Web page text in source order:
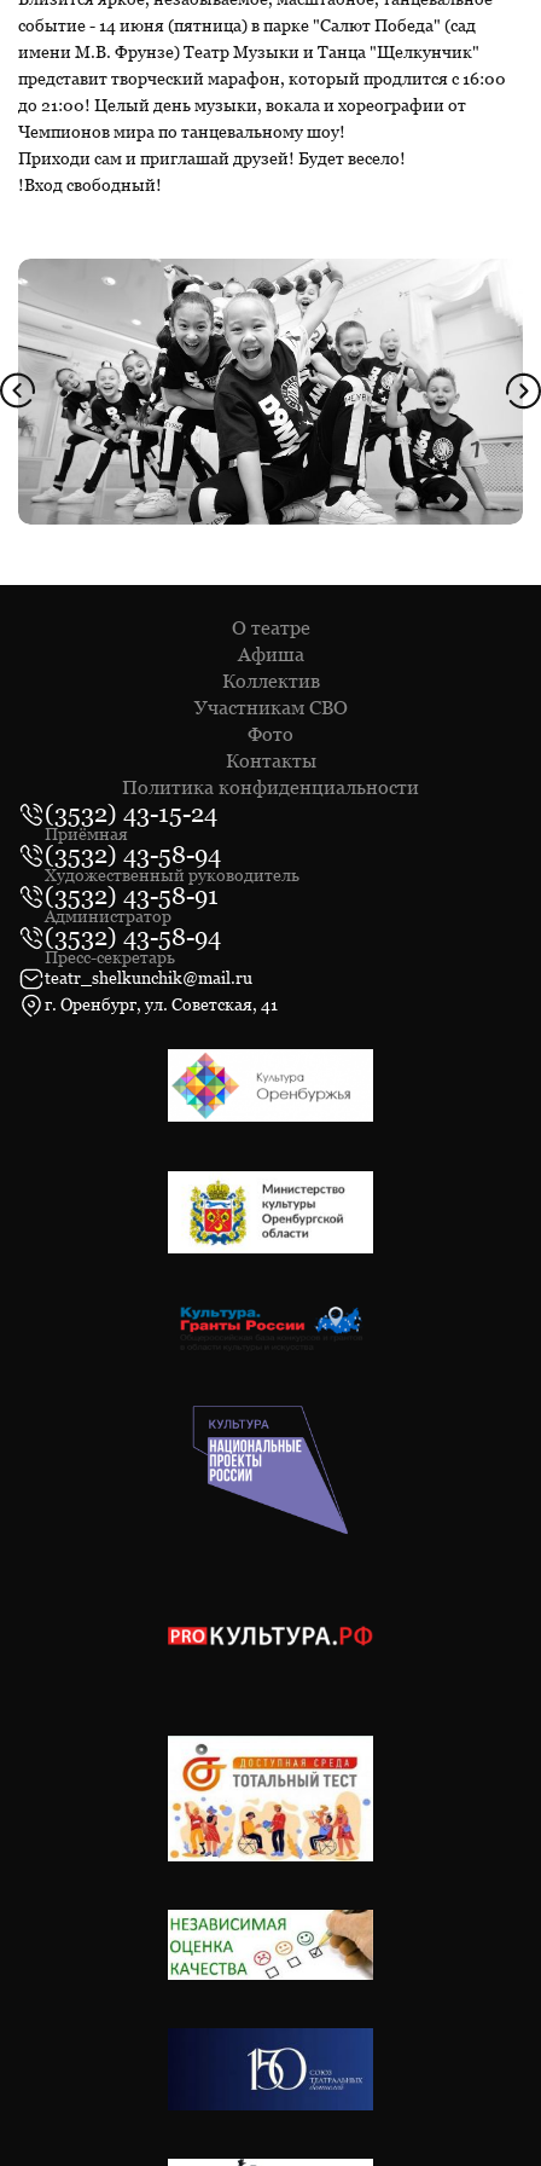
событие - 14 июня (пятница) в парке "Салют Победа" (сад
имени М.В. Фрунзе) Театр Музыки и Танца "Щелкунчик"
представит творческий марафон, который продлится с 16:00
до 21:00! Целый день музыки, вокала и хореографии от
Чемпионов мира по танцевальному шоу!
Приходи сам и приглашай друзей! Будет весело!
!Вход свободный!
О театре
Афиша
Коллектив
Участникам СВО
Фото
Контакты
Политика конфиденциальности
(3532) 43-15-24
Приёмная
(3532) 43-58-94
Художественный руководитель
(3532) 43-58-91
Администратор
(3532) 43-58-94
Пресс-секретарь
teatr_shelkunchik@mail.ru
г. Оренбург, ул. Советская, 41